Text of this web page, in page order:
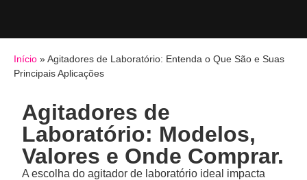
Início »Agitadores de Laboratório: Entenda o Que São e Suas
Principais Aplicações
Agitadores de
Laboratório: Modelos,
Valores e Onde Comprar.
A escolha do agitador de laboratório ideal impacta